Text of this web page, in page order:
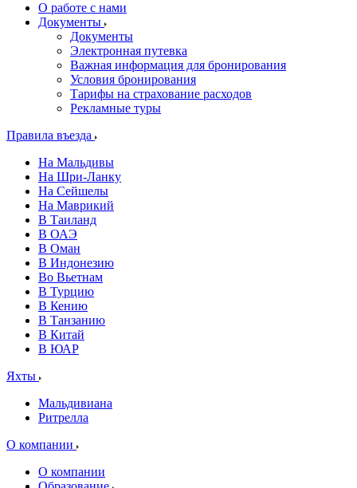
О работе с нами
Документы
Документы
Электронная путевка
Важная информация для бронирования
Условия бронирования
Тарифы на страхование расходов
Рекламные туры
Правила въезда
На Мальдивы
На Шри-Ланку
На Сейшелы
На Маврикий
В Таиланд
В ОАЭ
В Оман
В Индонезию
Во Вьетнам
В Турцию
В Кению
В Танзанию
В Китай
В ЮАР
Яхты
Мальдивиана
Ритрелла
О компании
О компании